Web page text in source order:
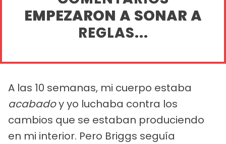
EMPEZARON A SONAR A
REGLAS...
A las 10 semanas, mi cuerpo estaba
acabadoy yo luchaba contra los
cambios que se estaban produciendo
en mi interior. Pero Briggs seguía